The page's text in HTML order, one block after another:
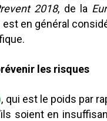
2018, de la
en général
les risques
, qui est le poids par
soient en